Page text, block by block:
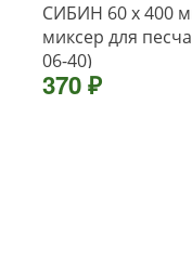
СИБИН 60 х 400
миксер для
06-40)
370 ₽